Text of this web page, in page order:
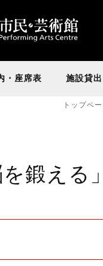
・座席表 施設貸出
トップペ
鍛える」